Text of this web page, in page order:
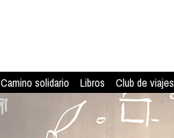
Camino solidario Libros Club de viajes